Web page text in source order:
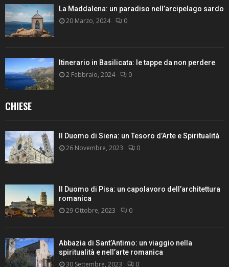
La Maddalena: un paradiso nell’arcipelago sardo
20 Marzo, 2024 0
Itinerario in Basilicata: le tappe da non perdere
2 Febbraio, 2024 0
CHIESE
Il Duomo di Siena: un Tesoro d’Arte e Spiritualità
26 Novembre, 2023 0
Il Duomo di Pisa: un capolavoro dell’architettura
romanica
29 Ottobre, 2023 0
Abbazia di Sant’Antimo: un viaggio nella
spiritualità e nell’arte romanica
30 Settembre, 2023 0